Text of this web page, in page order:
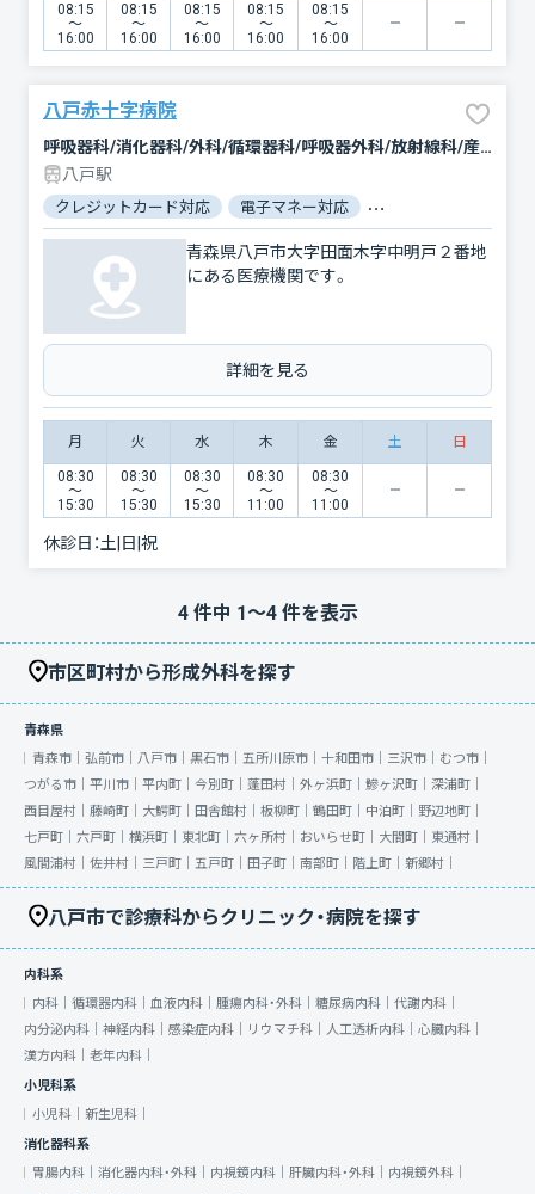
08:15
〜
16:00
08:15
〜
16:00
08:15
〜
16:00
08:15
〜
16:00
08:15
〜
16:00
八戸赤十字病院
呼吸器科/消化器科/外科/循環器科/呼吸器外科/放射線科/産婦人科/脳神経外科/眼科/泌尿器科/糖尿病内科/整形外科/麻酔科/耳鼻咽喉科/呼吸器内科/腎臓内科・外科/血液内科/心臓血管外科/歯科口腔外科/内科/神経内科/形成外科/精神科・神経科/皮膚科/小児科/臨床検査・病理診断
八戸駅
クレジットカード対応 電子マネー対応 マイナ保険証対応
青森県八戸市大字田面木字中明戸２番地
にある医療機関です。
詳細を見る
月 火 水 木 金 土 日
08:30
〜
15:30
08:30
〜
15:30
08:30
〜
15:30
08:30
〜
11:00
08:30
〜
11:00
休診日：土|日|祝
4件中 1〜4件を表示
市区町村から形成外科を探す
青森県
青森市｜ 弘前市｜ 八戸市｜ 黒石市｜ 五所川原市｜ 十和田市｜ 三沢市｜ むつ市｜
つがる市｜ 平川市｜ 平内町｜ 今別町｜ 蓬田村｜ 外ヶ浜町｜ 鰺ヶ沢町｜ 深浦町｜
西目屋村｜ 藤崎町｜ 大鰐町｜ 田舎館村｜ 板柳町｜ 鶴田町｜ 中泊町｜ 野辺地町｜
七戸町｜ 六戸町｜ 横浜町｜ 東北町｜ 六ヶ所村｜ おいらせ町｜ 大間町｜ 東通村｜
風間浦村｜ 佐井村｜ 三戸町｜ 五戸町｜ 田子町｜ 南部町｜ 階上町｜ 新郷村｜
八戸市で診療科からクリニック・病院を探す
内科系
内科｜ 循環器内科｜ 血液内科｜ 腫瘍内科・外科｜ 糖尿病内科｜ 代謝内科｜
内分泌内科｜ 神経内科｜ 感染症内科｜ リウマチ科｜ 人工透析内科｜ 心臓内科｜
漢方内科｜ 老年内科｜
小児科系
小児科｜ 新生児科｜
消化器科系
胃腸内科｜ 消化器内科・外科｜ 内視鏡内科｜ 肝臓内科・外科｜ 内視鏡外科｜